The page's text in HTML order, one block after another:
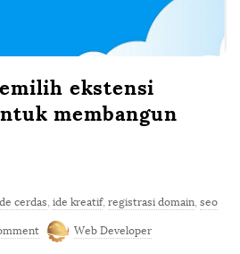
ekstensi
membangun
cerdas, ide kreatif, registrasi domain, seo
Web Developer